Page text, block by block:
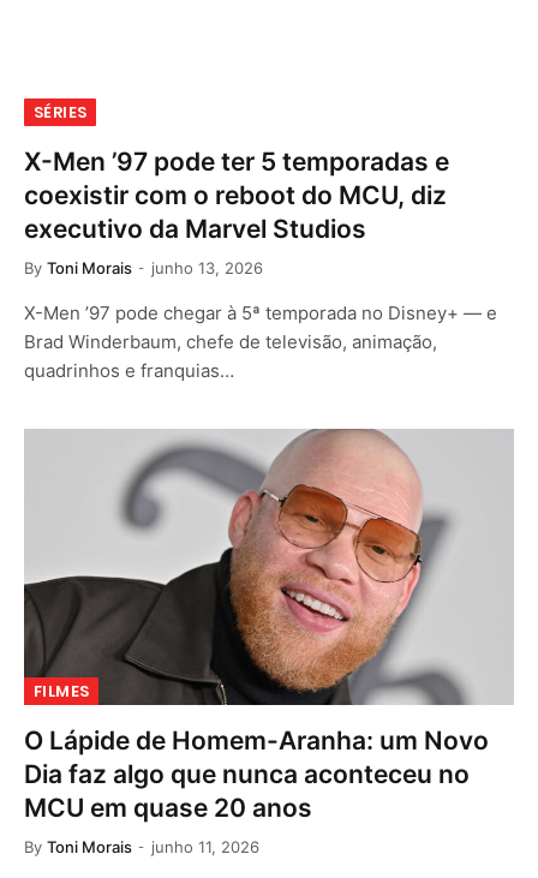
SÉRIES
X-Men ’97 pode ter 5 temporadas e
coexistir com o reboot do MCU, diz
executivo da Marvel Studios
By Toni Morais junho 13, 2026
X-Men ’97 pode chegar à 5ª temporada no Disney+ — e
Brad Winderbaum, chefe de televisão, animação,
quadrinhos e franquias…
FILMES
O Lápide de Homem-Aranha: um Novo
Dia faz algo que nunca aconteceu no
MCU em quase 20 anos
By Toni Morais junho 11, 2026